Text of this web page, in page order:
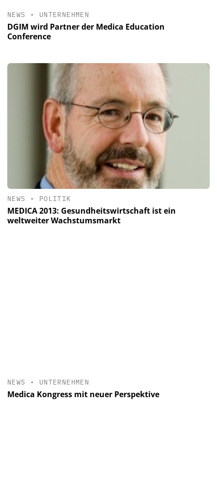
NEWS • UNTERNEHMEN
DGIM wird Partner der Medica Education
Conference
NEWS • POLITIK
MEDICA 2013: Gesundheitswirtschaft ist ein
weltweiter Wachstumsmarkt
NEWS • UNTERNEHMEN
Medica Kongress mit neuer Perspektive